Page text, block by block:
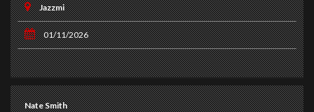
Jazzmi
01/11/2026
Nate Smith